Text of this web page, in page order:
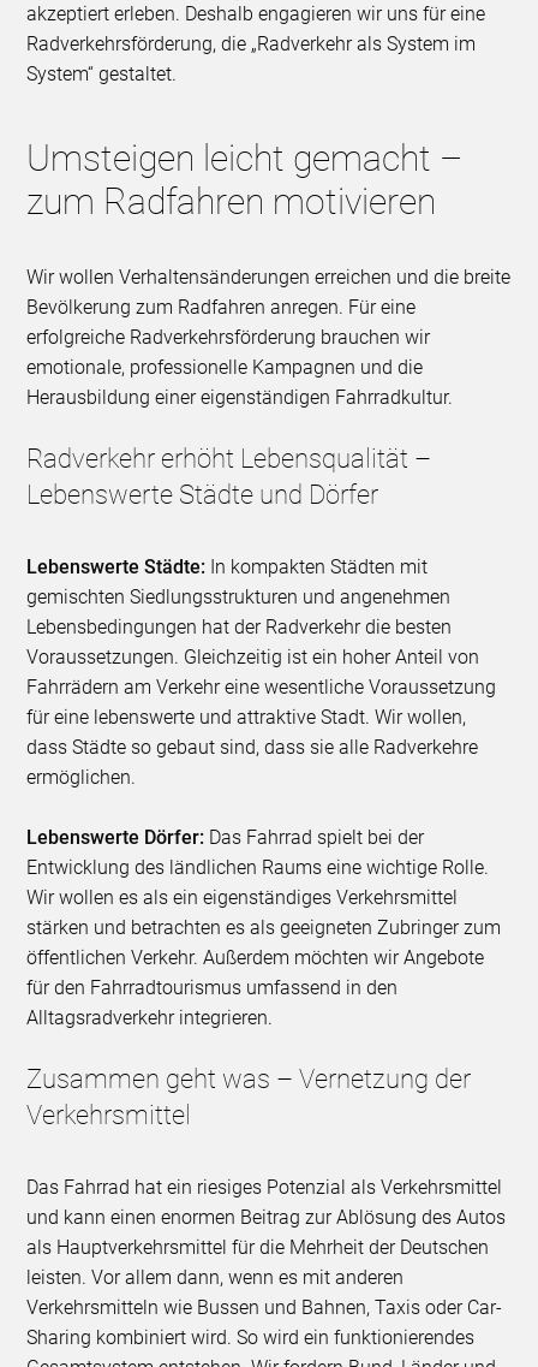
akzeptiert erleben. Deshalb engagieren wir uns für eine
Radverkehrsförderung, die „Radverkehr als System im
System“ gestaltet.
Umsteigen leicht gemacht –
zum Radfahren motivieren
Wir wollen Verhaltensänderungen erreichen und die breite
Bevölkerung zum Radfahren anregen. Für eine
erfolgreiche Radverkehrsförderung brauchen wir
emotionale, professionelle Kampagnen und die
Herausbildung einer eigenständigen Fahrradkultur.
Radverkehr erhöht Lebensqualität –
Lebenswerte Städte und Dörfer
Lebenswerte Städte: In kompakten Städten mit
gemischten Siedlungsstrukturen und angenehmen
Lebensbedingungen hat der Radverkehr die besten
Voraussetzungen. Gleichzeitig ist ein hoher Anteil von
Fahrrädern am Verkehr eine wesentliche Voraussetzung
für eine lebenswerte und attraktive Stadt. Wir wollen,
dass Städte so gebaut sind, dass sie alle Radverkehre
ermöglichen.
Lebenswerte Dörfer: Das Fahrrad spielt bei der
Entwicklung des ländlichen Raums eine wichtige Rolle.
Wir wollen es als ein eigenständiges Verkehrsmittel
stärken und betrachten es als geeigneten Zubringer zum
öffentlichen Verkehr. Außerdem möchten wir Angebote
für den Fahrradtourismus umfassend in den
Alltagsradverkehr integrieren.
Zusammen geht was – Vernetzung der
Verkehrsmittel
Das Fahrrad hat ein riesiges Potenzial als Verkehrsmittel
und kann einen enormen Beitrag zur Ablösung des Autos
als Hauptverkehrsmittel für die Mehrheit der Deutschen
leisten. Vor allem dann, wenn es mit anderen
Verkehrsmitteln wie Bussen und Bahnen, Taxis oder Car-
Sharing kombiniert wird. So wird ein funktionierendes